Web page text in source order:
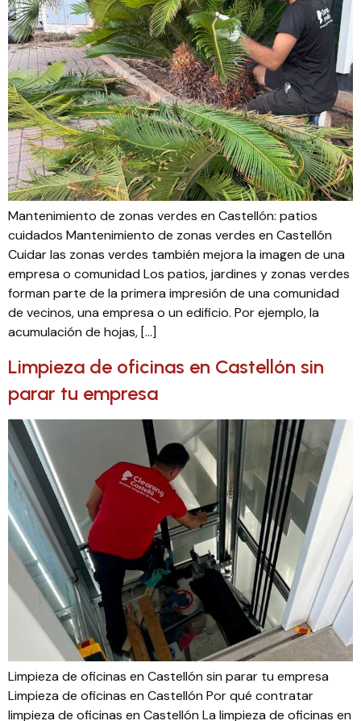
Mantenimiento de zonas verdes en Castellón: patios
cuidados Mantenimiento de zonas verdes en Castellón
Cuidar las zonas verdes también mejora la imagen de una
empresa o comunidad Los patios, jardines y zonas verdes
forman parte de la primera impresión de una comunidad
de vecinos, una empresa o un edificio. Por ejemplo, la
acumulación de hojas, […]
Limpieza de oficinas en Castellón sin
parar tu empresa
Limpieza de oficinas en Castellón sin parar tu empresa
Limpieza de oficinas en Castellón Por qué contratar
limpieza de oficinas en Castellón La limpieza de oficinas en